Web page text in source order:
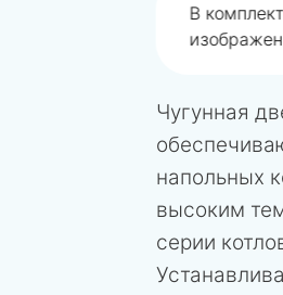
В
Чугунная
напольных
высоким
серии